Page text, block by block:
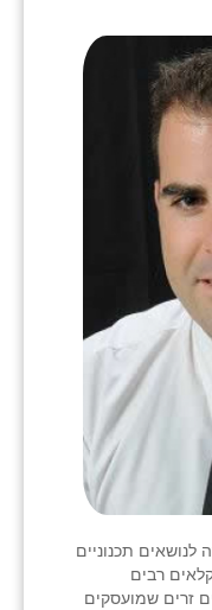
(ועדה לנושאים תכנוניים
רבים
זרים שמועסקים